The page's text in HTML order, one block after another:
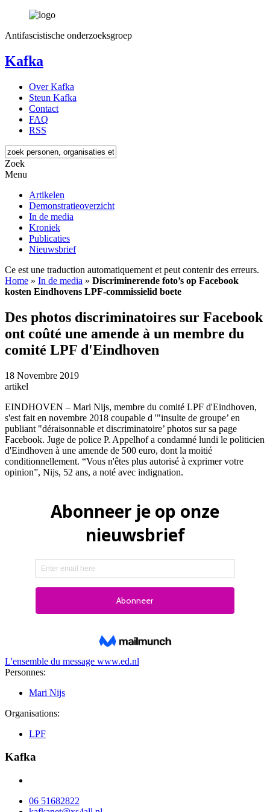
Antifascistische onderzoeksgroep
Kafka
Over Kafka
Steun Kafka
Contact
FAQ
RSS
Zoek
Menu
Artikelen
Demonstratieoverzicht
In de media
Kroniek
Publicaties
Nieuwsbrief
Ce est une traduction automatiquement et peut contenir des erreurs.
Home » In de media » Discriminerende foto’s op Facebook
kosten Eindhovens LPF-commissielid boete
Des photos discriminatoires sur Facebook
ont ​​coûté une amende à un membre du
comité LPF d'Eindhoven
18 Novembre 2019
artikel
EINDHOVEN – Mari Nijs, membre du comité LPF d'Eindhoven,
s'est fait en novembre 2018 coupable d '"insulte de groupe’ en
publiant "déraisonnable et discriminatoire’ photos sur sa page
Facebook. Juge de police P. Appelhof a condamné lundi le politicien
d'Eindhoven à une amende de 500 euro, dont la moitié
conditionnellement. “Vous n'êtes plus autorisé à exprimer votre
opinion”, Nijs, 52 ans, a noté avec indignation.
L'ensemble du message www.ed.nl
Personnes:
Mari Nijs
Organisations:
LPF
Kafka
06 51682822